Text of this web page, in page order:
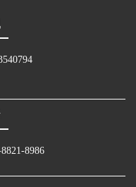
8986